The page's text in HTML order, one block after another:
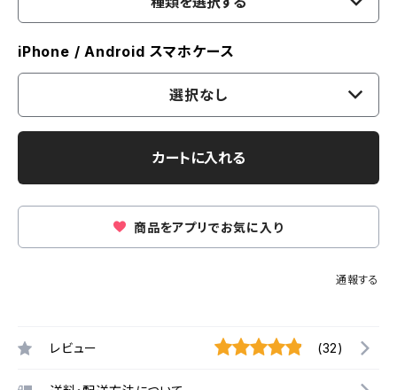
iPhone / Android スマホケース
選択なし
カートに入れる
商品をアプリでお気に入り
通報する
レビュー (32)